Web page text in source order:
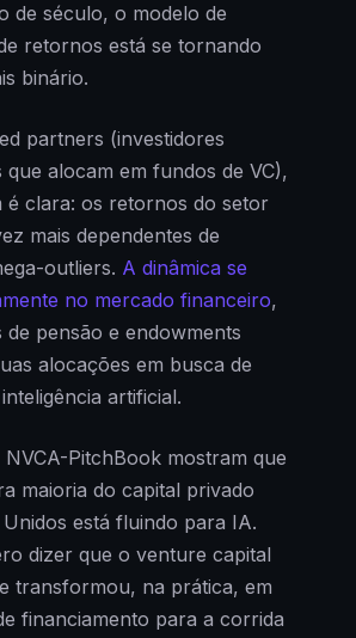
de século, o modelo de
retornos está se tornando
binário.
partners (investidores
que alocam em fundos de VC),
é clara: os retornos do setor
mais dependentes de
outliers. A dinâmica se
no mercado financeiro,
pensão e endowments
alocações em busca de
artificial.
NVCA-PitchBook mostram que
maioria do capital privado
está fluindo para IA.
dizer que o venture capital
transformou, na prática, em
financiamento para a corrida